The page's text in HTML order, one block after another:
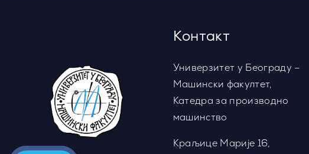
Контакт
Универзитет у Београду –
Машински факултет,
Катедра за производно
машинство
Краљице Марије 16,